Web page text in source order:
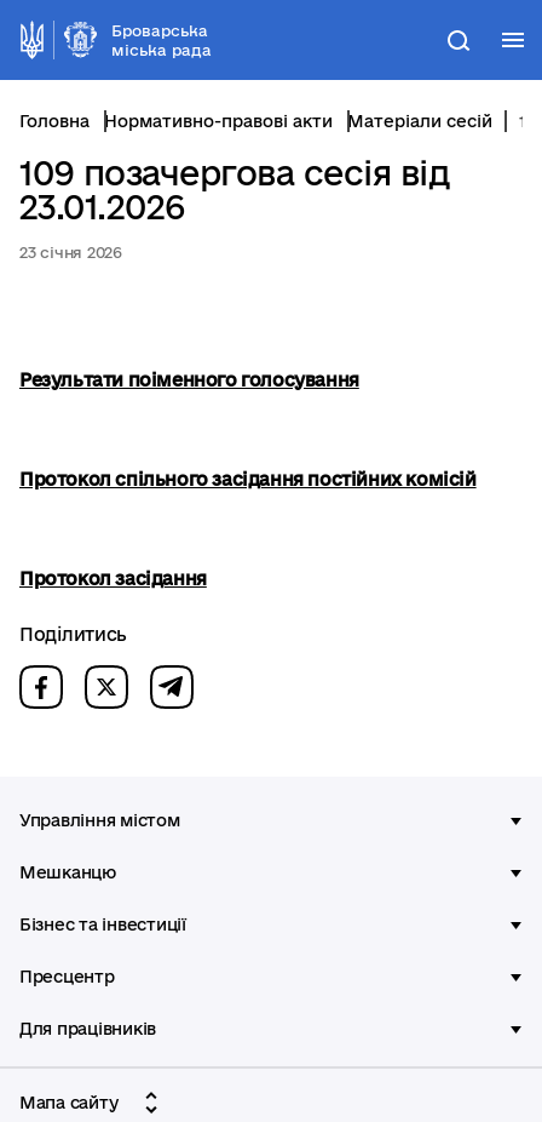
Броварська
міська рада
Пошук
Головна Нормативно-правові акти Матеріали сесій 109 позачергова сесія від 23.01.2026
109 позачергова сесія від
23.01.2026
23 січня 2026
Результати поіменного голосування
Протокол спільного засідання постійних комісій
Протокол засідання
Поділитись
Управління містом
Мешканцю
Бізнес та інвестиції
Пресцентр
Для працівників
Мапа сайту